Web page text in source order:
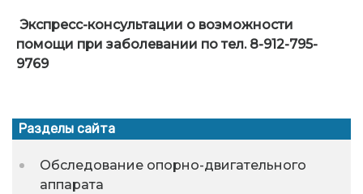
Экспресс-консультации о возможности
помощи при заболевании по тел. 8-912-795-
9769
Разделы сайта
Обследование опорно-двигательного
аппарата